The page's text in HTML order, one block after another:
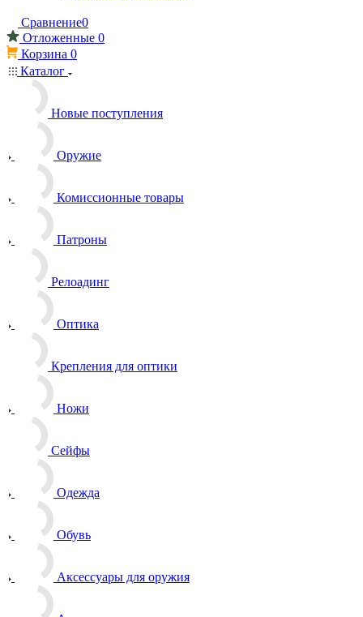
Сравнение0
Отложенные 0
Корзина 0
Каталог
Новые поступления
Оружие
Комиссионные товары
Патроны
Релоадинг
Оптика
Крепления для оптики
Ножи
Сейфы
Одежда
Обувь
Аксессуары для оружия